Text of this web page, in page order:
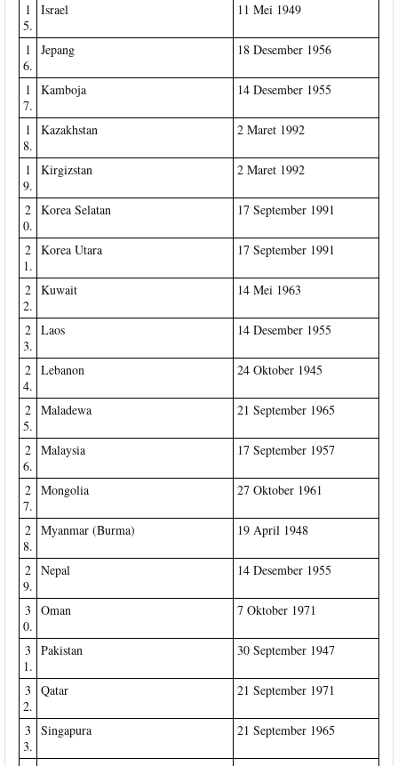
1
5.
Israel 11 Mei 1949
1
6.
Jepang 18 Desember 1956
1
7.
Kamboja 14 Desember 1955
1
8.
Kazakhstan 2 Maret 1992
1
9.
Kirgizstan 2 Maret 1992
2
0.
Korea Selatan 17 September 1991
2
1.
Korea Utara 17 September 1991
2
2.
Kuwait 14 Mei 1963
2
3.
Laos 14 Desember 1955
2
4.
Lebanon 24 Oktober 1945
2
5.
Maladewa 21 September 1965
2
6.
Malaysia 17 September 1957
2
7.
Mongolia 27 Oktober 1961
2
8.
Myanmar (Burma) 19 April 1948
2
9.
Nepal 14 Desember 1955
3
0.
Oman 7 Oktober 1971
3
1.
Pakistan 30 September 1947
3
2.
Qatar 21 September 1971
3
3.
Singapura 21 September 1965